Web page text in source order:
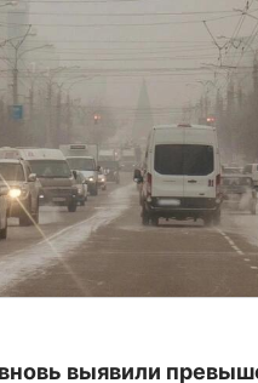
выявили